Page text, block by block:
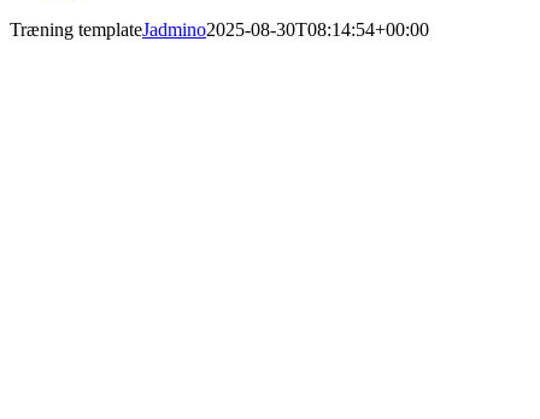
Træning templateJadmino2025-08-30T08:14:54+00:00